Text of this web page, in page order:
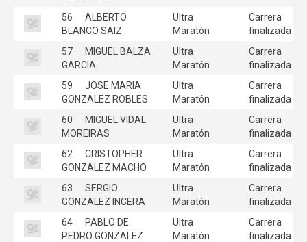
56
ALBERTO
BLANCO SAIZ
Ultra
Maratón
Carrera
finalizada
57
MIGUEL BALZA
GARCIA
Ultra
Maratón
Carrera
finalizada
59
JOSE MARIA
GONZALEZ ROBLES
Ultra
Maratón
Carrera
finalizada
60
MIGUEL VIDAL
MOREIRAS
Ultra
Maratón
Carrera
finalizada
62
CRISTOPHER
GONZALEZ MACHO
Ultra
Maratón
Carrera
finalizada
63
SERGIO
GONZALEZ INCERA
Ultra
Maratón
Carrera
finalizada
64
PABLO DE
PEDRO GONZALEZ
Ultra
Maratón
Carrera
finalizada